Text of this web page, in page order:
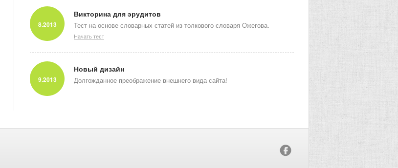
8.2013
Викторина для эрудитов
Тест на основе словарных статей из толкового словаря Ожегова.
Начать тест
9.2013
Новый дизайн
Долгожданное преображение внешнего вида сайта!